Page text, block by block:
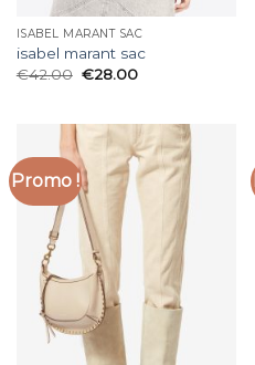
ISABEL MARANT SAC
isabel marant sac
€42.00 €28.00
Promo !